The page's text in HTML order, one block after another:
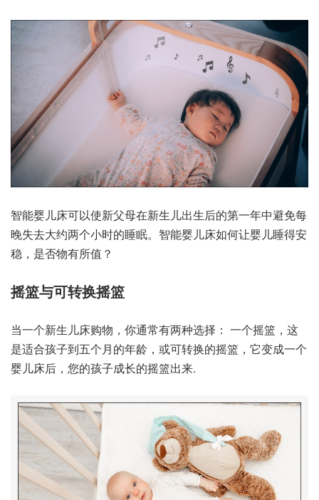
智能婴儿床可以使新父母在新生儿出生后的第一年中避免每
晚失去大约两个小时的睡眠。智能婴儿床如何让婴儿睡得安
稳，是否物有所值？
摇篮与可转换摇篮
当一个新生儿床购物，你通常有两种选择： 一个摇篮 ，这
是适合孩子到五个月的年龄，或可转换的摇篮，它变成一个
婴儿床后，您的孩子成长的摇篮出来.